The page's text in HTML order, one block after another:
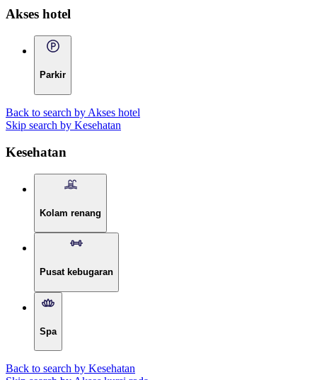
Akses hotel
Parkir
Back to search by Akses hotel
Skip search by Kesehatan
Kesehatan
Kolam renang
Pusat kebugaran
Spa
Back to search by Kesehatan